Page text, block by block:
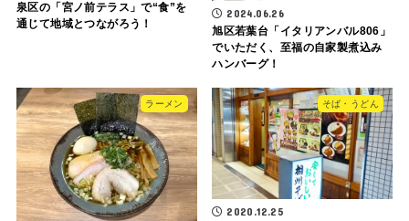
泉区の「宮ノ前テラス」で“食”を
通じて地域とつながろう！
2024.06.26
旭区若葉台「イタリアンバル806」
でいただく、至福の自家製煮込み
ハンバーグ！
ラーメン そば・うどん
2020.12.25